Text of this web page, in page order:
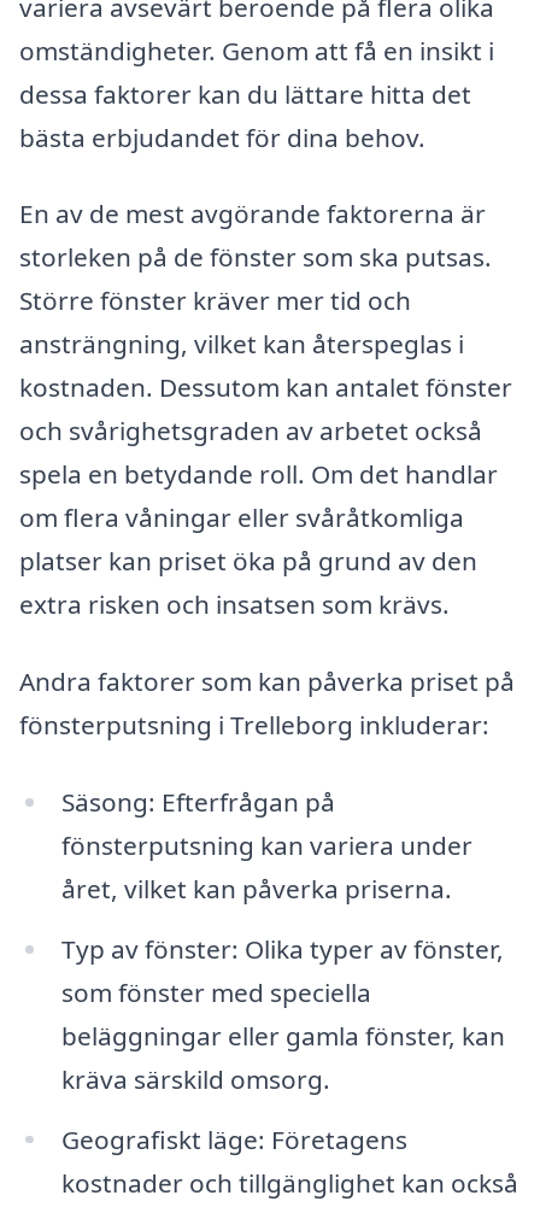
variera avsevärt beroende på flera olika
omständigheter. Genom att få en insikt i
dessa faktorer kan du lättare hitta det
bästa erbjudandet för dina behov.
En av de mest avgörande faktorerna är
storleken på de fönster som ska putsas.
Större fönster kräver mer tid och
ansträngning, vilket kan återspeglas i
kostnaden. Dessutom kan antalet fönster
och svårighetsgraden av arbetet också
spela en betydande roll. Om det handlar
om flera våningar eller svåråtkomliga
platser kan priset öka på grund av den
extra risken och insatsen som krävs.
Andra faktorer som kan påverka priset på
fönsterputsning i Trelleborg inkluderar:
Säsong: Efterfrågan på
fönsterputsning kan variera under
året, vilket kan påverka priserna.
Typ av fönster: Olika typer av fönster,
som fönster med speciella
beläggningar eller gamla fönster, kan
kräva särskild omsorg.
Geografiskt läge: Företagens
kostnader och tillgänglighet kan också